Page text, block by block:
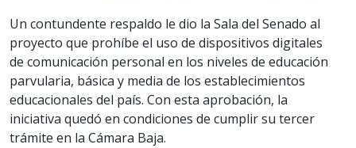
Un contundente respaldo le dio la Sala del Senado al
proyecto que prohíbe el uso de dispositivos digitales
de comunicación personal en los niveles de educación
parvularia, básica y media de los establecimientos
educacionales del país. Con esta aprobación, la
iniciativa quedó en condiciones de cumplir su tercer
trámite en la Cámara Baja.